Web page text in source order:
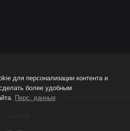
для персонализации контента и
более удобным
Перс. данные